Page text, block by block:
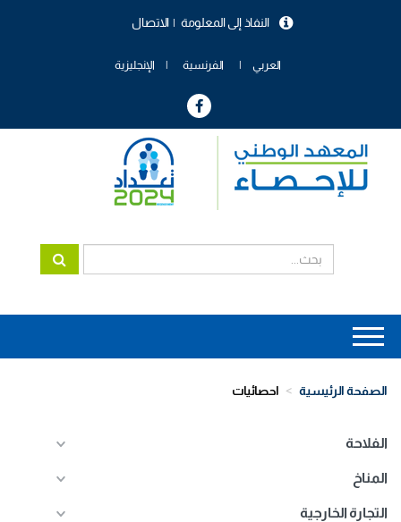
الاتصال النفاذ إلى المعلومة
العربي الفرنسية الإنجليزية
Main
navigation
الصفحة الرئيسية احصائيات
الفلاحة
المناخ
التجارة الخارجية